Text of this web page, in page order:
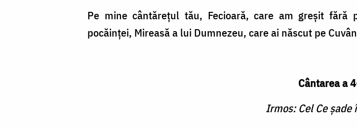
Pe mine cântăreţul tău, Fecioară, care am greşit fără
pocăinţei, Mireasă a lui Dumnezeu, care ai născut pe
Cântarea a
Irmos: Cel Ce şade